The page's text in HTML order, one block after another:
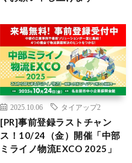
2025.10.06 タイアップ2
[PR]事前登録ラストチャン
ス！10/24（金）開催「中部
ミライノ物流EXCO 2025」